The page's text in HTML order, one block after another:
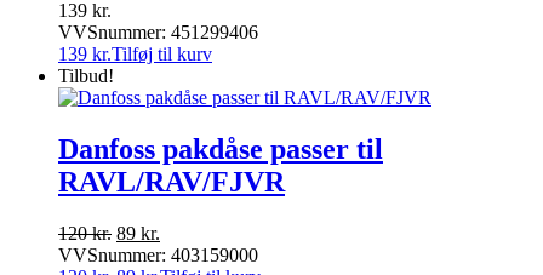
139 kr.
VVSnummer: 451299406
139 kr.Tilføj til kurv
Tilbud!
Danfoss pakdåse passer til
RAVL/RAV/FJVR
120kr. Den
oprindelige
89 kr.
aktuelle
VVSnummer: 403159000